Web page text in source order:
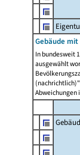
Gebäude
In bundesweit
ausgewählt
Abweichungen